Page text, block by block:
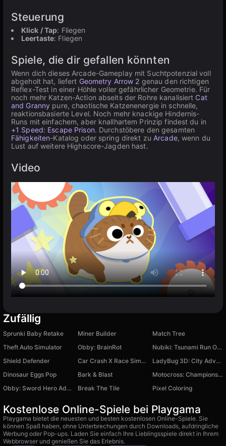
Steuerung
Klick / Tap: Fliegen
Leertaste: Fliegen
Spiele, die dir gefallen könnten
Wenn dich dieses Arcade-Gameplay mit Suchtpotenzial voll
abgeholt hat, liefert Geometry Arrow 2 genau den richtigen
Reflex-Test in einer Höhle voller gefährlicher Geometrie. Für
noch mehr Katzen-Action abseits der Rohre kanalisiert Cat
and Granny pure, chaotische Katzenenergie in schnelle,
reaktionsbasierte Level. Noch mehr knackige Hindernis-
Runs mit einfachem, aber knallhartem Prinzip findest du in
+1 Speed: Escape Prison. Durchstöbere den gesamten
Fähigkeiten-Katalog oder spring direkt zuArcade, wenn du
Lust auf weitere Highscore-Jagden hast.
Video
Zufällig
Sprunki Baby Retake Miner Builder
Match Tree
Theft Auto Simulator
Obby: BrainRot
Nubiki: Tsunami Run Online
Shield Defender
Car Crash X Race Simulator
LadyBug 3D: City Adventures
Dinosaur Eggs Pop
Bark & Blast
Motocross: Championship and Freestyle
Obby: Sword Hero Adventure
Break The Tile Pixel Coloring
Kostenlose Online-Spiele bei Playgama
Playgama bietet die neuesten und besten kostenlosen Online-Spiele. Sie
können Spaß haben, ohne Unterbrechungen durch Downloads, aufdringliche
Werbung oder Pop-ups. Laden Sie einfach Ihre Lieblingsspiele direkt in Ihrem
Webbrowser und genießen Sie das Erlebnis.